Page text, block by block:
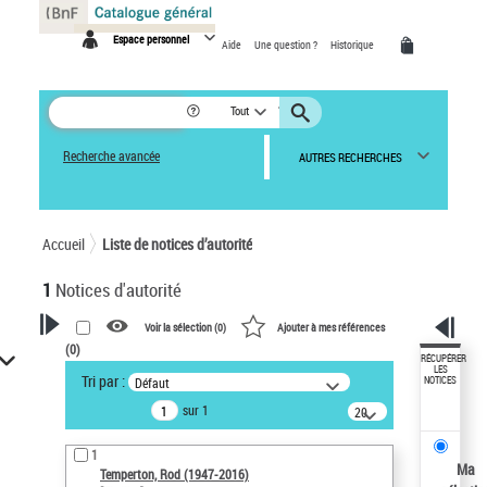
Espace personnel Aide Une question ? Historique
Tout
Recherche avancée AUTRES RECHERCHES
Accueil Liste de notices d’autorité
1 Notices d'autorité
VOTRE RECHERCHE
Recherche avancée dans les
notices d’autorité
Œuvres liées à l'auteur :
Temperton, Rod (1947-2016)
Voir la sélection (0) Ajouter à mes références
(0)
Tri par : Défaut
sur 1
20
résultats/page
1
Temperton, Rod (1947-2016)
RÉCUPÉRER
LES
NOTICES
Ma
Panneau de gestion des cookies